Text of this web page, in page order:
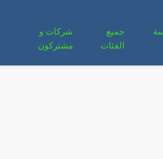
جميع
الفئات
شركات و
مشتركون